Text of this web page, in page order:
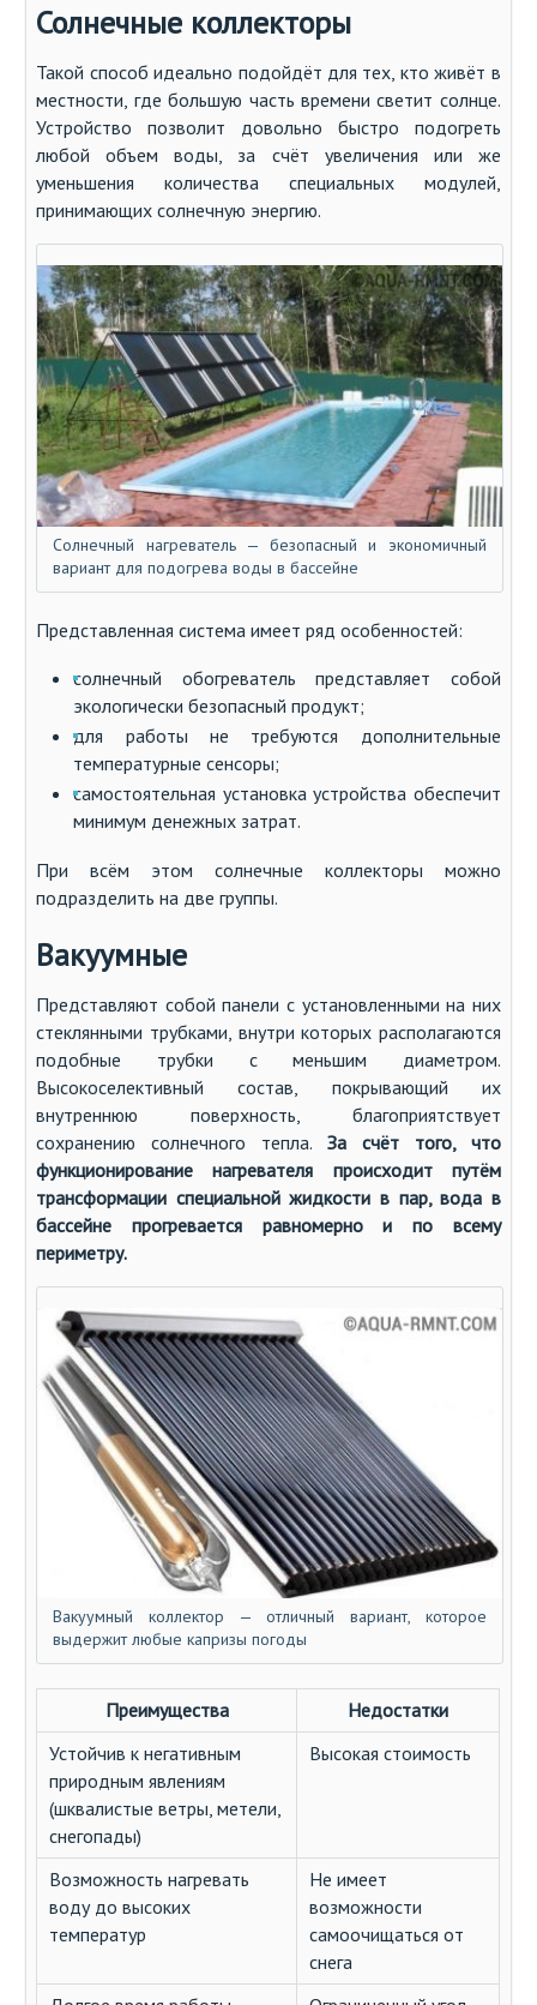
Солнечные коллекторы
Такой способ идеально подойдёт для тех, кто живёт в
местности, где большую часть времени светит солнце.
Устройство позволит довольно быстро подогреть
любой объем воды, за счёт увеличения или же
уменьшения количества специальных модулей,
принимающих солнечную энергию.
Солнечный нагреватель — безопасный и экономичный
вариант для подогрева воды в бассейне
Представленная система имеет ряд особенностей:
солнечный обогреватель представляет собой
экологически безопасный продукт;
для работы не требуются дополнительные
температурные сенсоры;
самостоятельная установка устройства обеспечит
минимум денежных затрат.
При всём этом солнечные коллекторы можно
подразделить на две группы.
Вакуумные
Представляют собой панели с установленными на них
стеклянными трубками, внутри которых располагаются
подобные трубки с меньшим диаметром.
Высокоселективный состав, покрывающий их
внутреннюю поверхность, благоприятствует
сохранению солнечного тепла. За счёт того, что
функционирование нагревателя происходит путём
трансформации специальной жидкости в пар, вода в
бассейне прогревается равномерно и по всему
периметру.
Вакуумный коллектор — отличный вариант, которое
выдержит любые капризы погоды
Преимущества
Недостатки
Устойчив к негативным
природным явлениям
(шквалистые ветры, метели,
снегопады)
Высокая стоимость
Возможность нагревать
воду до высоких
температур
Не имеет
возможности
самоочищаться от
снега